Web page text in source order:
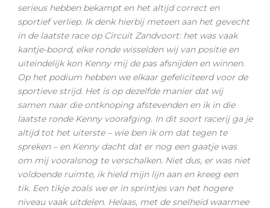
serieus hebben bekampt en het altijd correct en
sportief verliep. Ik denk hierbij meteen aan het gevecht
in de laatste race op Circuit Zandvoort: het was vaak
kantje-boord, elke ronde wisselden wij van positie en
uiteindelijk kon Kenny mij de pas afsnijden en winnen.
Op het podium hebben we elkaar gefeliciteerd voor de
sportieve strijd. Het is op dezelfde manier dat wij
samen naar die ontknoping afstevenden en ik in die
laatste ronde Kenny voorafging. In dit soort racerij ga je
altijd tot het uiterste – wie ben ik om dat tegen te
spreken – en Kenny dacht dat er nog een gaatje was
om mij vooralsnog te verschalken. Niet dus, er was niet
voldoende ruimte, ik hield mijn lijn aan en kreeg een
tik. Een tikje zoals we er in sprintjes van het hogere
niveau vaak uitdelen. Helaas, met de snelheid waarmee